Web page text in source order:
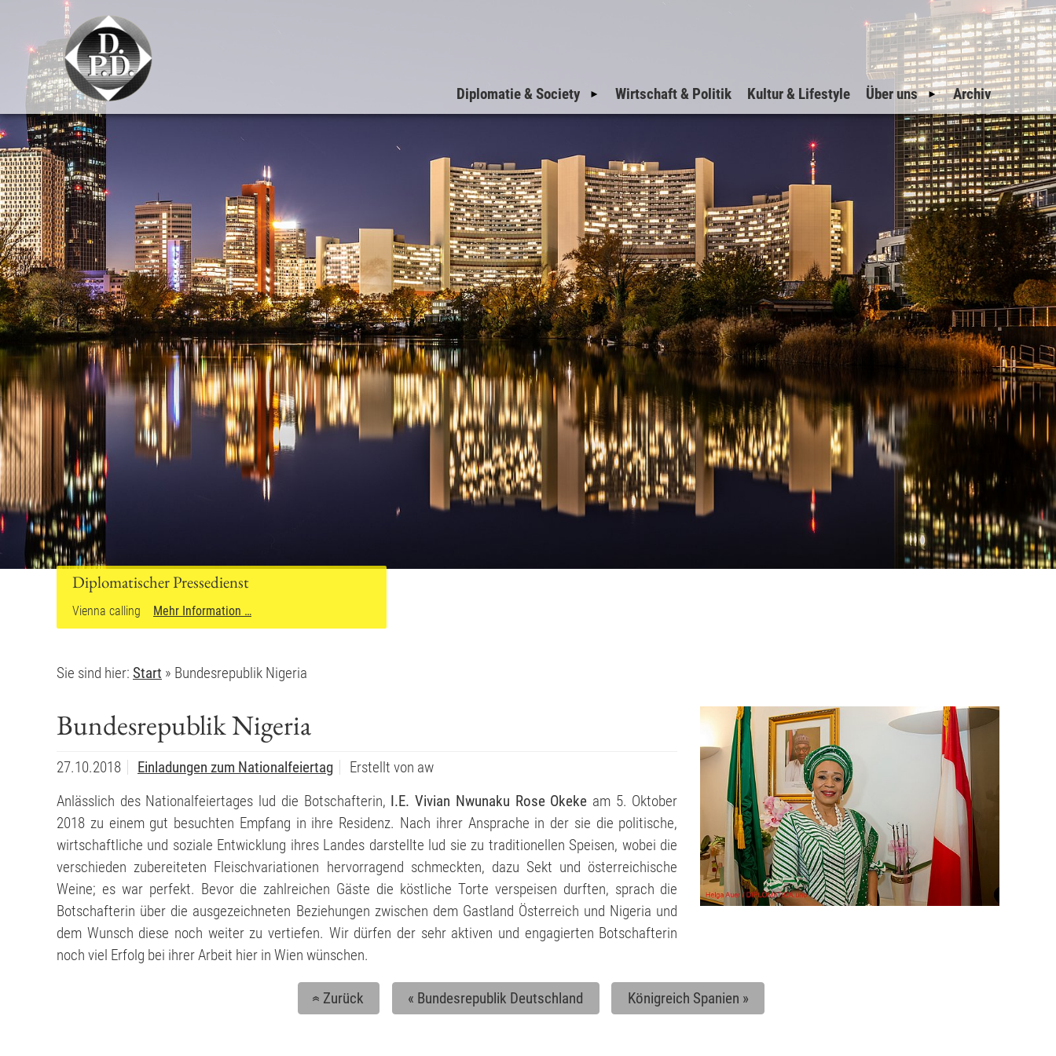
Diplomatie & Society
Nationalfeiertag
Einladungen der
Botschaften
Einladungen der
Militärattachés
Welcome to Vienna
VIP-Corner
Wirtschaft & Politik Kultur & Lifestyle Über uns
Geschichte
Impressum
Datenschutz
Inserate
Suche
Sitemap
Archiv
Diplomatischer Pressedienst
Vienna calling Mehr Information …
Sie sind hier: Start » Bundesrepublik Nigeria
Bundesrepublik Nigeria
27.10.2018 Einladungen zum Nationalfeiertag Erstellt von aw
Anlässlich des Nationalfeiertages lud die Botschafterin, I.E. Vivian Nwunaku Rose Okeke am 5. Oktober
2018 zu einem gut besuchten Empfang in ihre Residenz. Nach ihrer Ansprache in der sie die politische,
wirtschaftliche und soziale Entwicklung ihres Landes darstellte lud sie zu traditionellen Speisen, wobei die
verschieden zubereiteten Fleischvariationen hervorragend schmeckten, dazu Sekt und österreichische
Weine; es war perfekt. Bevor die zahlreichen Gäste die köstliche Torte verspeisen durften, sprach die
Botschafterin über die ausgezeichneten Beziehungen zwischen dem Gastland Österreich und Nigeria und
dem Wunsch diese noch weiter zu vertiefen. Wir dürfen der sehr aktiven und engagierten Botschafterin
noch viel Erfolg bei ihrer Arbeit hier in Wien wünschen.
«Zurück « Bundesrepublik Deutschland Königreich Spanien »